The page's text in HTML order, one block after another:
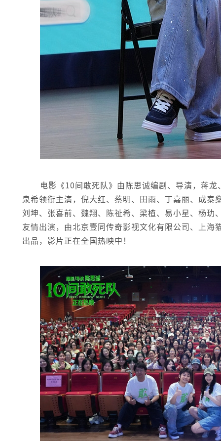
电影《10间敢死队》由陈思诚编剧、导演，蒋
泉希领衔主演，倪大红、蔡明、田雨、丁嘉丽、成
刘坤、张喜前、魏翔、陈祉希、梁植、易小星、杨
友情出演，由北京壹同传奇影视文化有限公司、上
出品，影片正在全国热映中！